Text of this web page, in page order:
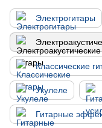
Электрогитары
Классические
Укулеле
Гитарные